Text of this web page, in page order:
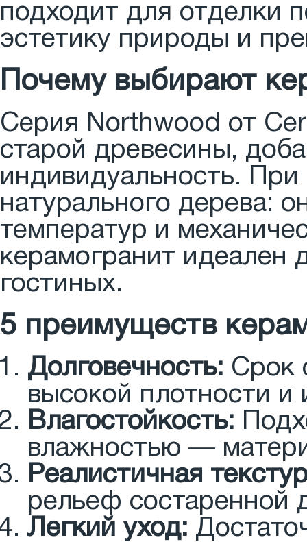
подходит для отделки
эстетику природы и
Почему выбирают
Серия Northwood от
старой древесины,
индивидуальность.
натурального дерева:
температур и
керамогранит идеален
гостиных.
5 преимуществ
Долговечность: Срок
высокой плотности и
Влагостойкость:
влажностью —
Реалистичная
рельеф состаренной
Легкий уход: